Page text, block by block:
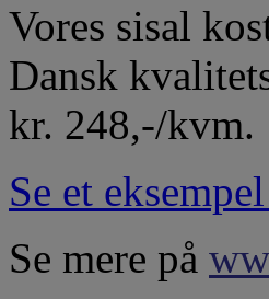
Vores sisal
Dansk
kr. 248,-/kvm.
Se et
Se mere på